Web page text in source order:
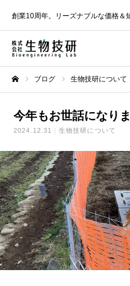
創業10周年。リーズナブルな価格＆
ブログ 生物技研について
今年もお世話になりま
2024.12.31 生物技研について